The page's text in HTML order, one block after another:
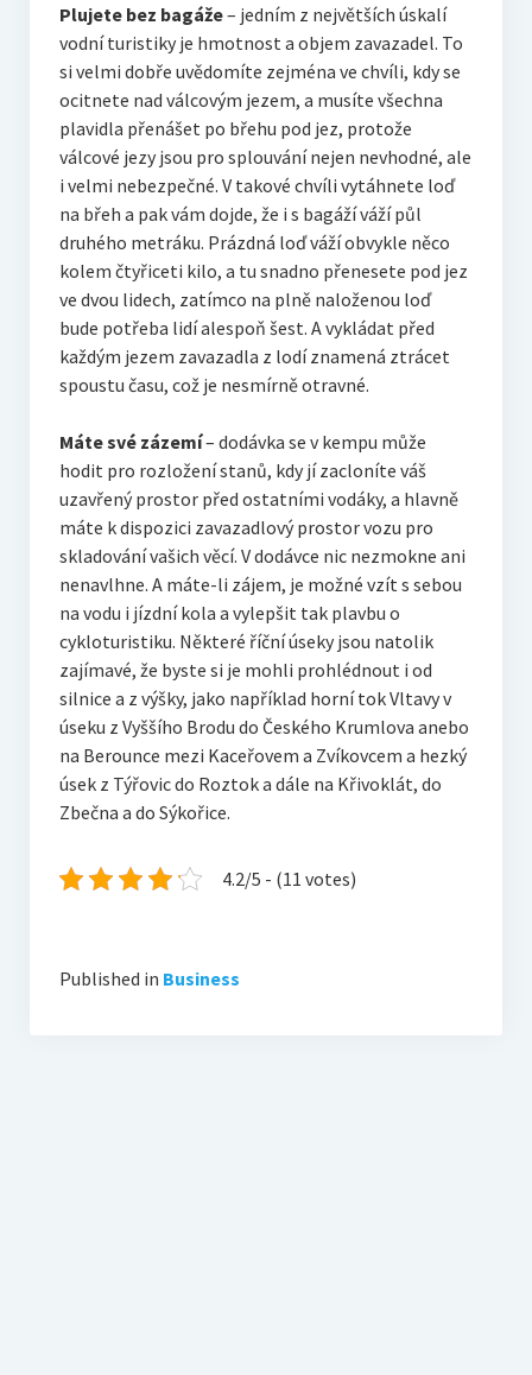
Plujete bez bagáže– jedním z největších úskalí
vodní turistiky je hmotnost a objem zavazadel. To
si velmi dobře uvědomíte zejména ve chvíli, kdy se
ocitnete nad válcovým jezem, a musíte všechna
plavidla přenášet po břehu pod jez, protože
válcové jezy jsou pro splouvání nejen nevhodné, ale
i velmi nebezpečné. V takové chvíli vytáhnete loď
na břeh a pak vám dojde, že i s bagáží váží půl
druhého metráku. Prázdná loď váží obvykle něco
kolem čtyřiceti kilo, a tu snadno přenesete pod jez
ve dvou lidech, zatímco na plně naloženou loď
bude potřeba lidí alespoň šest. A vykládat před
každým jezem zavazadla z lodí znamená ztrácet
spoustu času, což je nesmírně otravné.
Máte své zázemí– dodávka se v kempu může
hodit pro rozložení stanů, kdy jí zacloníte váš
uzavřený prostor před ostatními vodáky, a hlavně
máte k dispozici zavazadlový prostor vozu pro
skladování vašich věcí. V dodávce nic nezmokne ani
nenavlhne. A máte-li zájem, je možné vzít s sebou
na vodu i jízdní kola a vylepšit tak plavbu o
cykloturistiku. Některé říční úseky jsou natolik
zajímavé, že byste si je mohli prohlédnout i od
silnice a z výšky, jako například horní tok Vltavy v
úseku z Vyššího Brodu do Českého Krumlova anebo
na Berounce mezi Kaceřovem a Zvíkovcem a hezký
úsek z Týřovic do Roztok a dále na Křivoklát, do
Zbečna a do Sýkořice.
4.2/5 - (11 votes)
Published in Business